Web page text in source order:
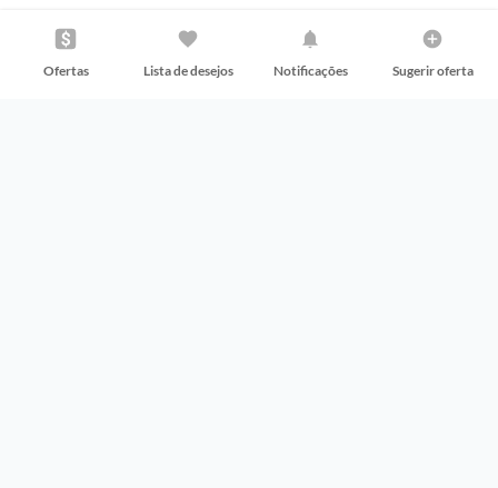
Ofertas Lista de desejos Notificações Sugerir oferta
Perguntas frequentes